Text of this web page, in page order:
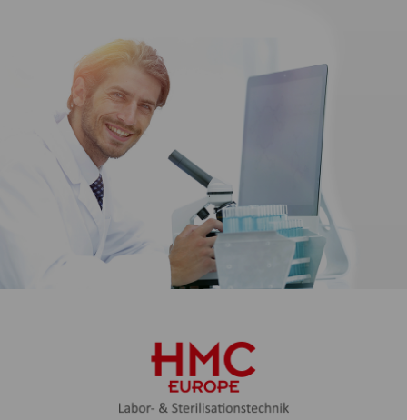
wie oft genutzt werden. Auf dieser
Grundlage können wir unsere
Webseiten für die Nutzer
verbessern.
Marketing
Wir verwenden Web-Technologien
(auch Cookies) von ausgewählten
Partnern, um Ihnen auf Web- und
Social-Media-Seiten besonders auf
Sie zugeschnittene Inhalte und
Werbung anzeigen zu können.
und angezeigt: YouTube Video